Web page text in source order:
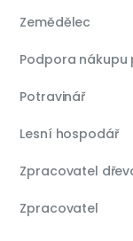
Zemědělec
Podpora nákupu
Potravinář
Lesní hospodář
Zpracovatel
Zpracovatel